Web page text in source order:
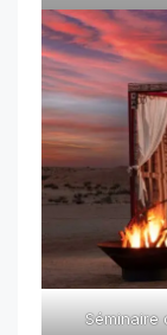
Séminaire